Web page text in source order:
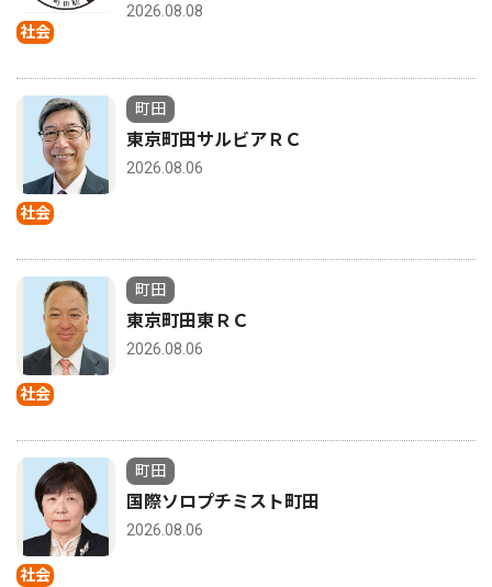
社会
2026.08.08
社会
町田
東京町田サルビアＲＣ
2026.08.06
社会
町田
東京町田東ＲＣ
2026.08.06
社会
町田
国際ソロプチミスト町田
2026.08.06